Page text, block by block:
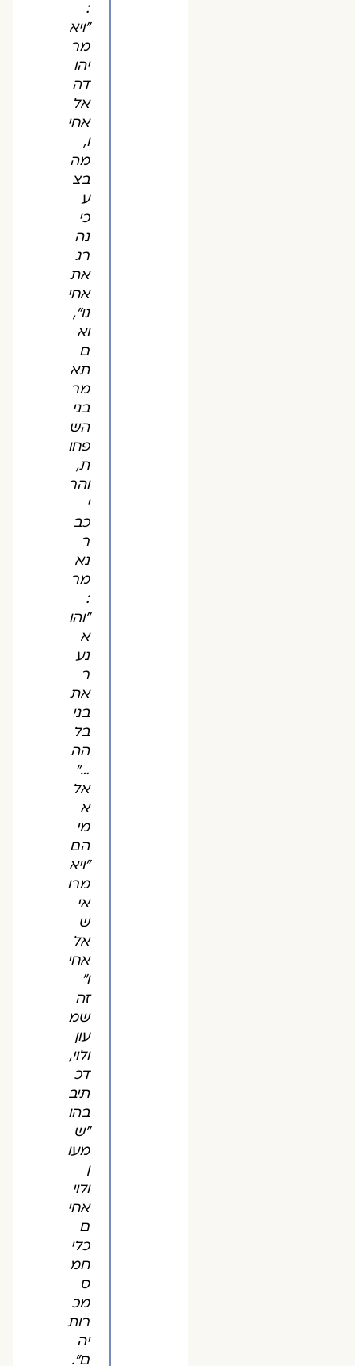
"ויא
מר
יהו
דה
אל
אחי
ו,
מה
בצ
ע
כי
נה
רג
את
אחי
נו",
וא
ם
תא
מר
בני
הש
פחו
ת,
והר
כב
ר
נא
מר
"והו
א
נע
ר
את
בני
בל
הה
…"
אל
א
מי
הם
"ויא
מרו
אי
ש
אל
אחי
ו"
זה
שמ
עון
ולוי,
דכ
תיב
בהו
"ש
מעו
ולוי
אחי
ם
כלי
חמ
ס
מכ
רות
יה
ם".